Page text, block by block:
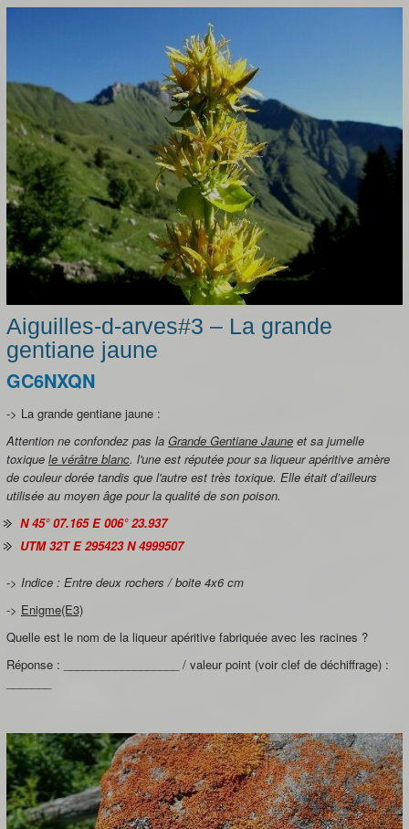
Aiguilles-d-arves#3 – La grande
gentiane jaune
GC6NXQN
-> La grande gentiane jaune :
Attention ne confondez pas la Grande Gentiane Jaune et sa jumelle
toxique le vérâtre blanc. l'une est réputée pour sa liqueur apéritive amère
de couleur dorée tandis que l'autre est très toxique. Elle était d’ailleurs
utilisée au moyen âge pour la qualité de son poison.
N 45° 07.165 E 006° 23.937
UTM 32T E 295423 N 4999507
-> Indice : Entre deux rochers / boite 4x6 cm
-> Enigme(E3)
Quelle est le nom de la liqueur apéritive fabriquée avec les racines ?
Réponse : __________________ / valeur point (voir clef de déchiffrage) :